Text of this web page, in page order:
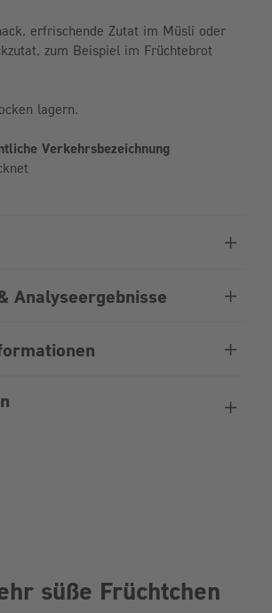
erfrischende Zutat im Müsli oder
zum Beispiel im Früchtebrot
lagern.
Verkehrsbezeichnung
Analyseergebnisse
süße Früchtchen